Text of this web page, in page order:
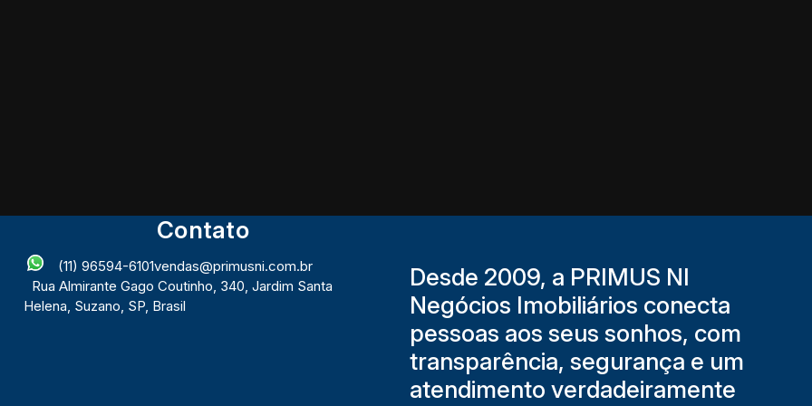
Contato
(11) 96594-6101vendas@primusni.com.br
Rua Almirante Gago Coutinho, 340, Jardim Santa
Helena, Suzano, SP, Brasil
Desde 2009, a PRIMUS NI
Negócios Imobiliários conecta
pessoas aos seus sonhos, com
transparência, segurança e um
atendimento verdadeiramente